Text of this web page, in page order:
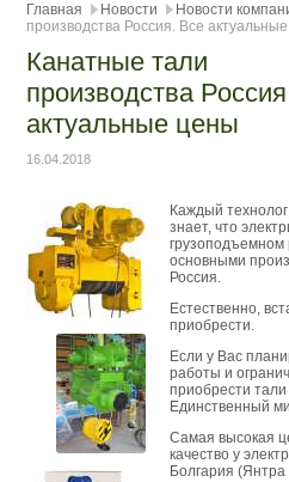
Главная Новости Новости
производства Россия. Все
Канатные тали
производства
актуальные цены
16.04.2018
Каждый
знает, что
основными
Россия.
Естественно,
приобрести.
Если у Вас
работы и
приобрести
Единственный
Самая высокая
качество у
Болгария